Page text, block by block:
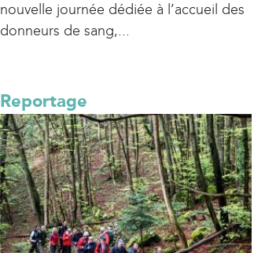
nouvelle journée dédiée à l’accueil des
donneurs de sang,...
Reportage